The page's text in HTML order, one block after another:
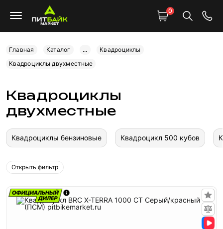
0
Главная Каталог ...
Квадроциклы
Квадроциклы двухместные
Квадроциклы
двухместные
Квадроциклы бензиновые Квадроцикл 500 кубов
Открыть фильтр